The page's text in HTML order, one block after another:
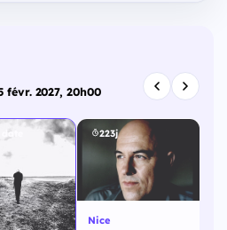
févr. 2027, 20h00
223j
Nice